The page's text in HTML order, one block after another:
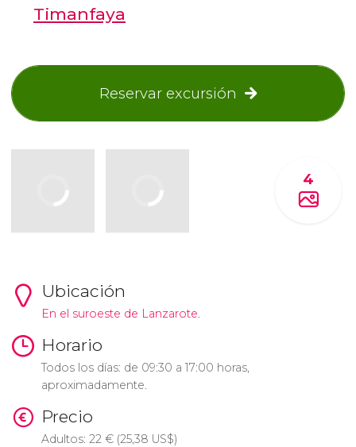
Timanfaya
Reservar excursión
4
Ubicación
En el suroeste de Lanzarote.
Horario
Todos los días: de 09:30 a 17:00 horas,
aproximadamente.
Precio
Adultos: 22 €(25,38 US$)